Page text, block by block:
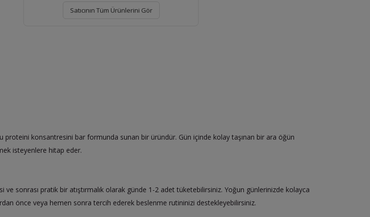
Satıcının Tüm Ürünlerini Gör
konsantresini bar formunda sunan bir üründür. Gün içinde kolay taşınan bir ara öğün
isteyenlere hitap eder.
sonrası pratik bir atıştırmalık olarak günde 1-2 adet tüketebilirsiniz. Yoğun günlerinizde kolayca
önce veya hemen sonra tercih ederek beslenme rutininizi destekleyebilirsiniz.